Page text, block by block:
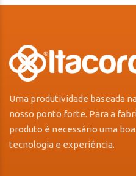
Uma produtividade baseada
nosso ponto forte. Para a
produto é necessário uma
tecnologia e experiência.